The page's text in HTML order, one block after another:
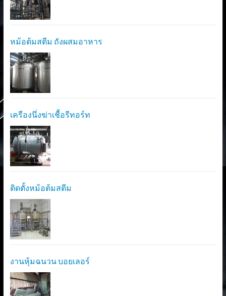
หม้อต้มสตีม ถังผสมอาหาร
เครืองนึ่งฆ่าเชื้อรีทอร์ท
ติดตั้งหม้อต้มสตีม
งานหุ้มฉนวน บอยเลอร์